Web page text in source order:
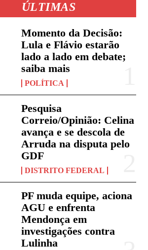
ÚLTIMAS
Momento da Decisão:
Lula e Flávio estarão
lado a lado em debate;
saiba mais
POLÍTICA
Pesquisa
Correio/Opinião: Celina
avança e se descola de
Arruda na disputa pelo
GDF
DISTRITO FEDERAL
PF muda equipe, aciona
AGU e enfrenta
Mendonça em
investigações contra
Lulinha